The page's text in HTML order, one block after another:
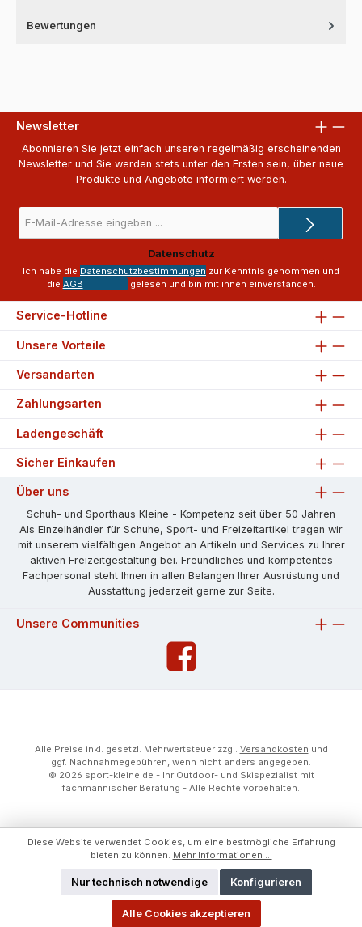
Bewertungen
Newsletter
Abonnieren Sie jetzt einfach unseren regelmäßig erscheinenden
Newsletter und Sie werden stets unter den Ersten sein, über neue
Produkte und Angebote informiert werden.
Mail-
Adresse
*
Datenschutz
Ich habe die Datenschutzbestimmungen zur Kenntnis genommen und
die AGB gelesen und bin mit ihnen einverstanden.
Service-Hotline
Unsere Vorteile
Versandarten
Zahlungsarten
Ladengeschäft
Sicher Einkaufen
Über uns
Schuh- und Sporthaus Kleine - Kompetenz seit über 50 Jahren
Als Einzelhändler für Schuhe, Sport- und Freizeitartikel tragen wir
mit unserem vielfältigen Angebot an Artikeln und Services zu Ihrer
aktiven Freizeitgestaltung bei. Freundliches und kompetentes
Fachpersonal steht Ihnen in allen Belangen Ihrer Ausrüstung und
Ausstattung jederzeit gerne zur Seite.
Unsere Communities
Alle Preise inkl. gesetzl. Mehrwertsteuer zzgl. Versandkosten und
ggf. Nachnahmegebühren, wenn nicht anders angegeben.
© 2026 sport-kleine.de - Ihr Outdoor- und Skispezialist mit
fachmännischer Beratung - Alle Rechte vorbehalten.
Diese Website verwendet Cookies, um eine bestmögliche Erfahrung
bieten zu können. Mehr Informationen ...
Nur technisch notwendige Konfigurieren
Alle Cookies akzeptieren